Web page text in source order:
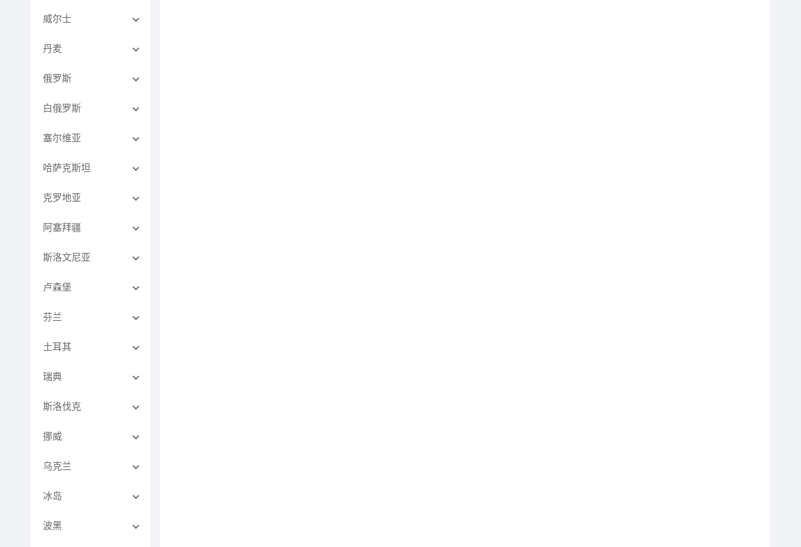
威尔士
丹麦
俄罗斯
白俄罗斯
塞尔维亚
哈萨克斯坦
克罗地亚
阿塞拜疆
斯洛文尼亚
卢森堡
芬兰
土耳其
瑞典
斯洛伐克
挪威
乌克兰
冰岛
波黑